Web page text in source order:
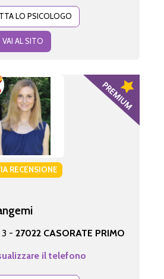
LO PSICOLOGO
VAI AL SITO
RECENSIONE
- 27022 CASORATE PRIMO
il telefono